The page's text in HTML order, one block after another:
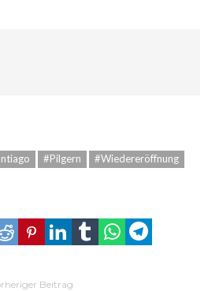
#Pilgern
#Wiedereröffnung
Beitrag